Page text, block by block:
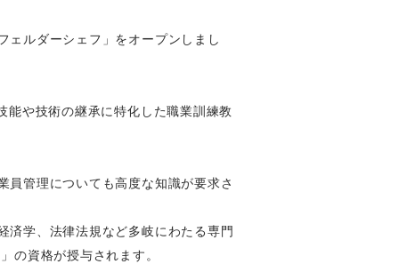
ェルダーシェフ」をオープンしまし
能や技術の継承に特化した職業訓練教
員管理についても高度な知識が要求さ
済学、法律法規など多岐にわたる専門
の資格が授与されます。